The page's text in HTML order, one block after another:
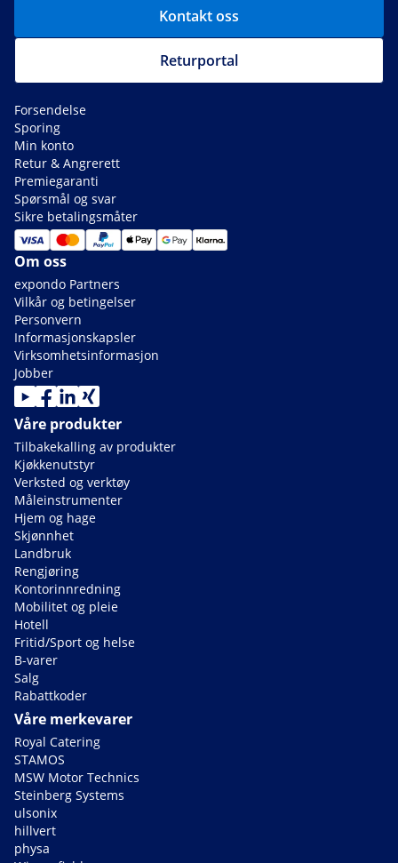
Kontakt oss
Returportal
Forsendelse
Sporing
Min konto
Retur & Angrerett
Premiegaranti
Spørsmål og svar
Sikre betalingsmåter
Om oss
expondo Partners
Vilkår og betingelser
Personvern
Informasjonskapsler
Virksomhetsinformasjon
Jobber
Våre produkter
Tilbakekalling av produkter
Kjøkkenutstyr
Verksted og verktøy
Måleinstrumenter
Hjem og hage
Skjønnhet
Landbruk
Rengjøring
Kontorinnredning
Mobilitet og pleie
Hotell
Fritid/Sport og helse
B-varer
Salg
Rabattkoder
Våre merkevarer
Royal Catering
STAMOS
MSW Motor Technics
Steinberg Systems
ulsonix
hillvert
physa